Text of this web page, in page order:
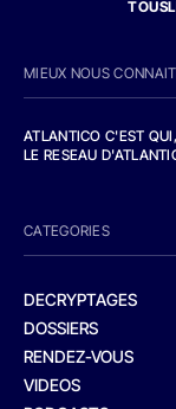
MIEUX NOUS
ATLANTICO C'EST
LE RESEAU
CATEGORIES
DECRYPTAGES
DOSSIERS
RENDEZ-VOUS
VIDEOS